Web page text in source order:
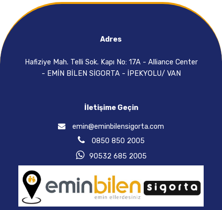
Adres
Hafiziye Mah. Telli Sok. Kapı No: 17A - Alliance Center
- EMİN BİLEN SİGORTA - İPEKYOLU/ VAN
İletişime Geçin
emin@eminbilensigorta.com
0850 850 2005
90532 685 2005